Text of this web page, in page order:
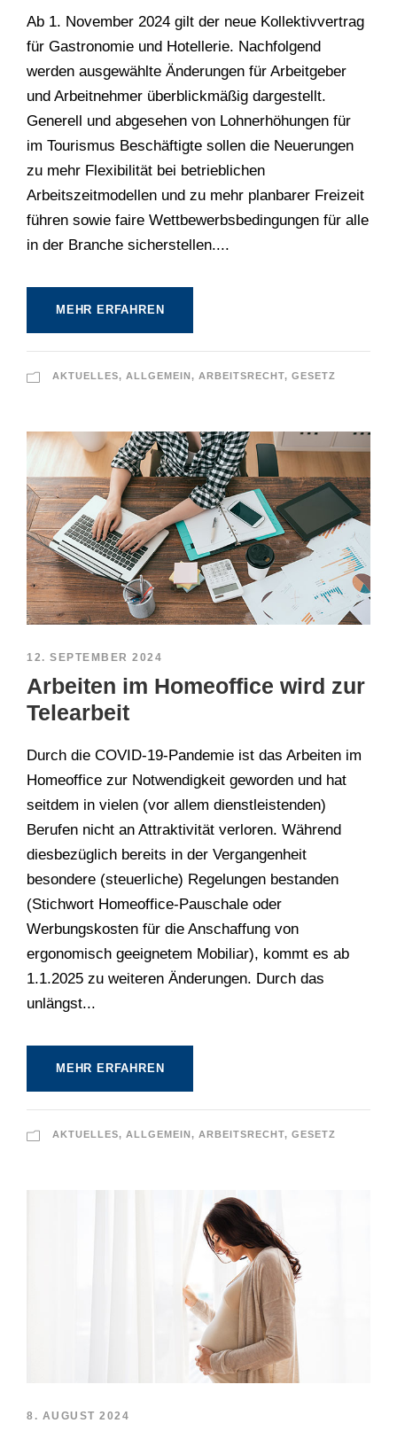
Ab 1. November 2024 gilt der neue Kollektivvertrag
für Gastronomie und Hotellerie. Nachfolgend
werden ausgewählte Änderungen für Arbeitgeber
und Arbeitnehmer überblickmäßig dargestellt.
Generell und abgesehen von Lohnerhöhungen für
im Tourismus Beschäftigte sollen die Neuerungen
zu mehr Flexibilität bei betrieblichen
Arbeitszeitmodellen und zu mehr planbarer Freizeit
führen sowie faire Wettbewerbsbedingungen für alle
in der Branche sicherstellen....
MEHR ERFAHREN
AKTUELLES, ALLGEMEIN, ARBEITSRECHT, GESETZ
12. SEPTEMBER 2024
Arbeiten im Homeoffice wird zur
Telearbeit
Durch die COVID-19-Pandemie ist das Arbeiten im
Homeoffice zur Notwendigkeit geworden und hat
seitdem in vielen (vor allem dienstleistenden)
Berufen nicht an Attraktivität verloren. Während
diesbezüglich bereits in der Vergangenheit
besondere (steuerliche) Regelungen bestanden
(Stichwort Homeoffice-Pauschale oder
Werbungskosten für die Anschaffung von
ergonomisch geeignetem Mobiliar), kommt es ab
1.1.2025 zu weiteren Änderungen. Durch das
unlängst...
MEHR ERFAHREN
AKTUELLES, ALLGEMEIN, ARBEITSRECHT, GESETZ
8. AUGUST 2024